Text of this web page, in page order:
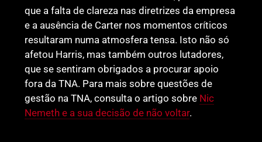
que a falta de clareza nas diretrizes da empresa
e a ausência de Carter nos momentos críticos
resultaram numa atmosfera tensa. Isto não só
afetou Harris, mas também outros lutadores,
que se sentiram obrigados a procurar apoio
fora da TNA. Para mais sobre questões de
gestão na TNA, consulta o artigo sobre Nic
Nemeth e a sua decisão de não voltar.